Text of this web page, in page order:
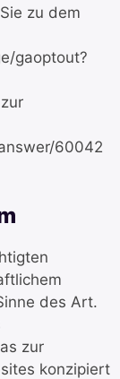
zu dem
gaoptout?
60042
des Art.
zur
konzipiert